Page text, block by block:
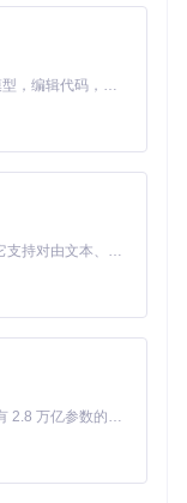
Claude Code 的开源替代方案。连接任意大模型，编辑代码，运行命令，自动验证 — 全自动执行。用 Rust 构建，极致性能。 ｜ An open-source alternative to Claude Code. Connect any LLM, edit code, run commands, and verify changes — autonomously. Built in Rust for speed. Get Started
MiniMax H3 是一个通用的全模态生成系统。它支持对由文本、图像、视频和音频组成的多模态上下文进行统一理解，并能生成分辨率高达 2K、时长可达 15 秒的带原生立体声音频的视频。得益于面向任务泛化的系统设计，H3 在预训练阶段就已具备广泛的多模态上下文理解与生成能力，能够出色地执行复杂的多模态指令。
Kimi K3 是Kimi能力最强的模型：这是一个拥有 2.8 万亿参数的混合专家（MoE）模型，具备原生视觉理解能力，并支持 100 万 token 的上下文窗口。